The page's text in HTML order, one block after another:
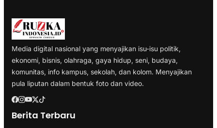
Media digital nasional yang menyajikan isu-isu politik,
ekonomi, bisnis, olahraga, gaya hidup, seni, budaya,
komunitas, info kampus, sekolah, dan kolom. Menyajikan
pula liputan dalam bentuk foto dan video.
Berita Terbaru